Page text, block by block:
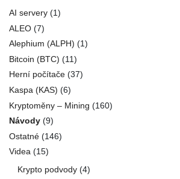
AI servery (1)
ALEO (7)
Alephium (ALPH) (1)
Bitcoin (BTC) (11)
Herní počítače (37)
Kaspa (KAS) (6)
Kryptoměny – Mining (160)
Návody (9)
Ostatné (146)
Videa (15)
Krypto podvody (4)